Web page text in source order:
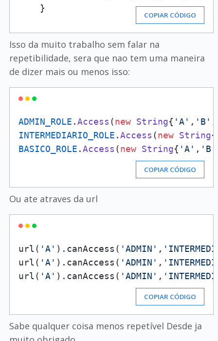
    }
COPIAR CÓDIGO
Isso da muito trabalho sem falar na
repetibilidade, sera que nao tem uma maneira
de dizer mais ou menos isso:
ADMIN_ROLE .Access (new String{ 'A' , 'B'
INTERMEDIARIO_ROLE .Access (new String{
BASICO_ROLE .Access (new String{ 'A' , 'B'
COPIAR CÓDIGO
Ou ate atraves da url
url( 'A' ).canAccess( 'ADMIN' ,
url( 'A' ).canAccess( 'ADMIN' ,
url( 'A' ).canAccess( 'ADMIN' ,
COPIAR CÓDIGO
Sabe qualquer coisa menos repetível Desde ja